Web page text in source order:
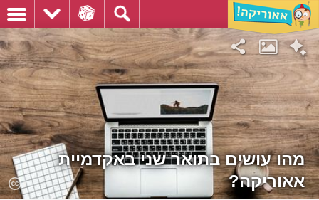
מהו עושים בתואר שני באקדמיית
אאוריקה?